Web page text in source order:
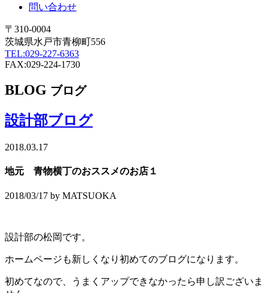
問い合わせ
〒310-0004
茨城県水戸市青柳町556
TEL:029-227-6363
FAX:029-224-1730
BLOG ブログ
設計部ブログ
2018.03.17
地元 青物横丁のおススメのお店１
2018/03/17 by MATSUOKA
設計部の松岡です。
ホームページも新しくなり初めてのブログになります。
初めてなので、うまくアップできなかったら申し訳ございま